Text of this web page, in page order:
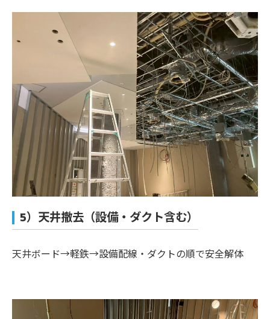
5）天井撤去（設備・ダクト含む）
天井ボード→軽鉄→設備配線・ダクトの順で安全解体